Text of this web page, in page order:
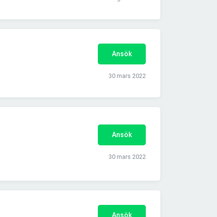
Ansök
30 mars 2022
Ansök
30 mars 2022
Ansök